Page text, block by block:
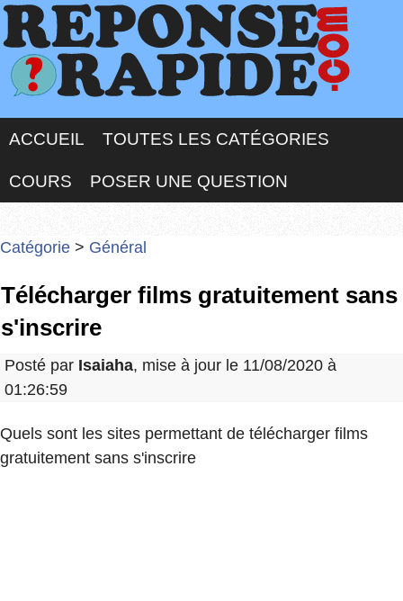
ACCUEIL TOUTES LES CATÉGORIES
COURS POSER UNE QUESTION
Catégorie > Général
Télécharger films gratuitement sans
s'inscrire
Posté par Isaiaha, mise à jour le 11/08/2020 à
01:26:59
Quels sont les sites permettant de télécharger films
gratuitement sans s'inscrire